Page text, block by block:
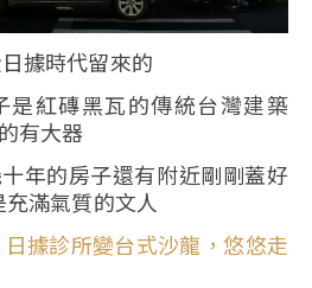
據時代留來的
是紅磚黑瓦的傳統台灣建築
有大器
年的房子還有附近剛剛蓋好
滿氣質的文人
日據診所變台式沙龍，悠悠走